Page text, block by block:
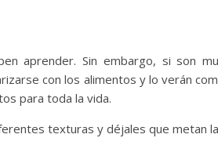
aprender. Sin embargo, si son
con los alimentos y lo verán
para toda la vida.
texturas y déjales que metan